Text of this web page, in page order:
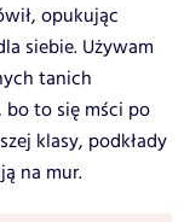
opukując
siebie. Używam
tanich
bo to się mści po
klasy, podkłady
na mur.